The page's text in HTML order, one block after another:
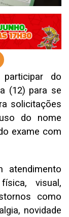
do
(12) para se
solicitações
do nome
exame com
atendimento
visual,
como
novidade